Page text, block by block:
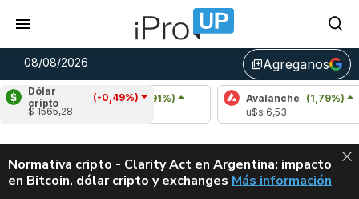
08/08/2026 library_addAgreganos
Dólar
cripto
(-0,49%)
$ 1565,28
Cardano (0,91%)
u$s 0,20
Avalanche (1,79%)
u$s 6,53
ALERTA
Normativa cripto - Clarity Act en Argentina: impacto
en Bitcoin, dólar cripto y exchanges CLARITY ACT EN
Más información